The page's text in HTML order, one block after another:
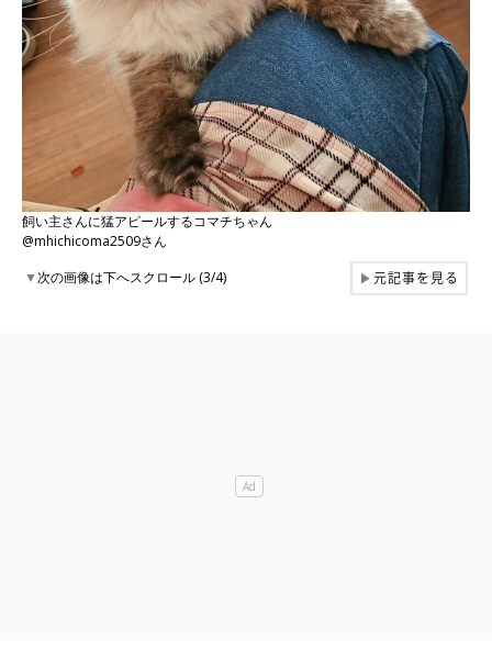
飼い主さんに猛アピールするコマチちゃん
@mhichicoma2509さん
▼次の画像は下へスクロール (3/4) ▶元記事を見る